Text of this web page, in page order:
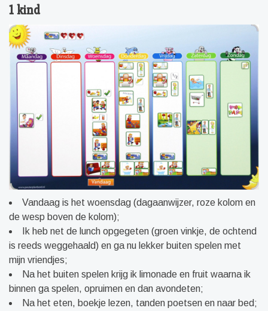
1 kind
Vandaag is het woensdag (dagaanwijzer, roze kolom en
de wesp boven de kolom);
Ik heb net de lunch opgegeten (groen vinkje, de ochtend
is reeds weggehaald) en ga nu lekker buiten spelen met
mijn vriendjes;
Na het buiten spelen krijg ik limonade en fruit waarna ik
binnen ga spelen, opruimen en dan avondeten;
Na het eten, boekje lezen, tanden poetsen en naar bed;